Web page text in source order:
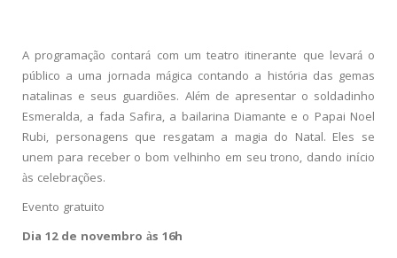
A programação contará com um teatro itinerante que levará o
público a uma jornada mágica contando a história das gemas
natalinas e seus guardiões. Além de apresentar o soldadinho
Esmeralda, a fada Safira, a bailarina Diamante e o Papai Noel
Rubi, personagens que resgatam a magia do Natal. Eles se
unem para receber o bom velhinho em seu trono, dando início
às celebrações.
Evento gratuito
Dia 12 de novembro às 16h